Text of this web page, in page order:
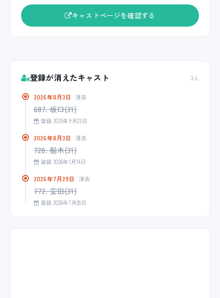
キャストページを確認する
登録が消えたキャスト 3人
2026年8月3日 消去
687. 坂口(31)
登録 2025年9月23日
2026年8月3日 消去
728. 船木(31)
登録 2026年1月14日
2026年7月29日 消去
772. 安田(31)
登録 2026年7月28日